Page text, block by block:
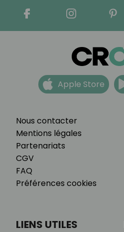
Nous contacter
Mentions légales
Partenariats
CGV
FAQ
Préférences cookies
Apple Store
LIENS UTILES